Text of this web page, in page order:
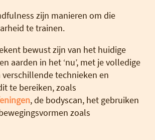
zijn manieren om die
te trainen.
bewust zijn van het huidige
aarden in het ‘nu’, met je volledige
verschillende technieken en
te bereiken, zoals
, de bodyscan, het gebruiken
zoals